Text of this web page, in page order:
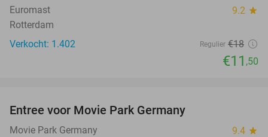
Euromast 9.2 star
Rotterdam
Verkocht: 1.402
Regulier €18
€11 ,50
Entree voor Movie Park Germany
Movie Park Germany 9.4 star